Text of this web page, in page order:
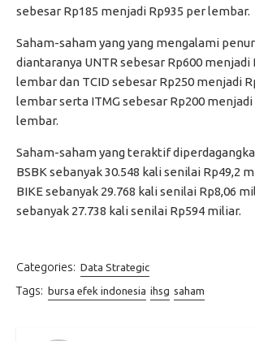
sebesar Rp185 menjadi Rp935 per lembar.
Saham-saham yang yang mengalami
diantaranya UNTR sebesar Rp600 menjadi
lembar dan TCID sebesar Rp250 menjadi
lembar serta ITMG sebesar Rp200 menjadi
lembar.
Saham-saham yang teraktif
BSBK sebanyak 30.548 kali senilai Rp49,2
BIKE sebanyak 29.768 kali senilai Rp8,06
sebanyak 27.738 kali senilai Rp594 miliar.
Categories: Data Strategic
Tags: bursa efek indonesia ihsg saham